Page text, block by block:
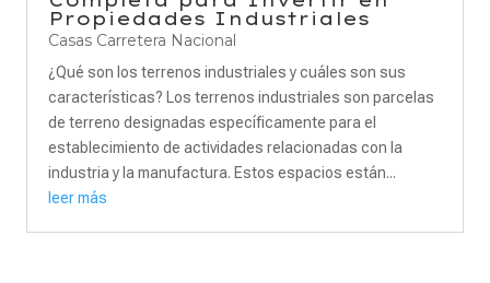
Propiedades Industriales
Casas Carretera Nacional
¿Qué son los terrenos industriales y cuáles son sus
características? Los terrenos industriales son parcelas
de terreno designadas específicamente para el
establecimiento de actividades relacionadas con la
industria y la manufactura. Estos espacios están...
leer más